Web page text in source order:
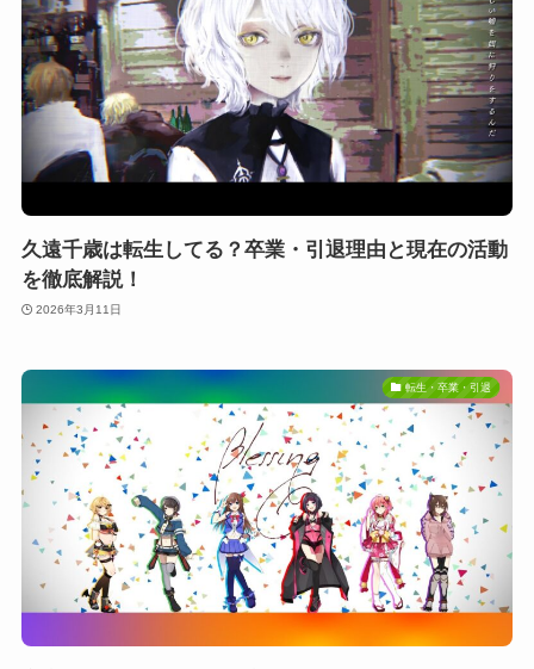
久遠千歳は転生してる？卒業・引退理由と現在の活動
を徹底解説！
2026年3月11日
転生・卒業・引退